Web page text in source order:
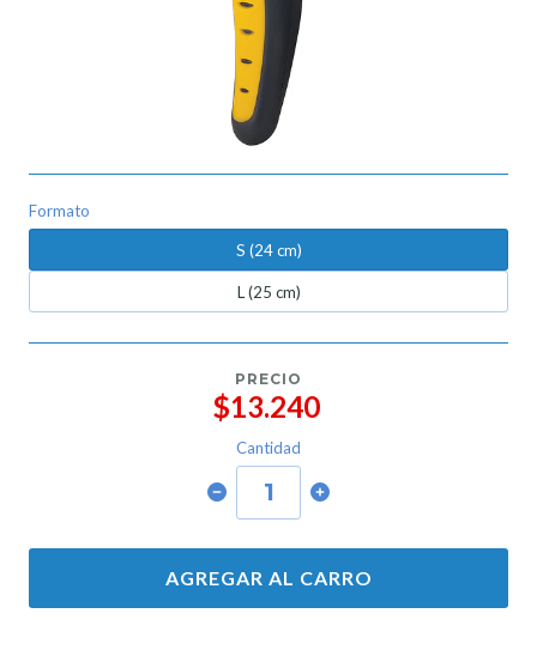
Formato
S (24 cm)
L (25 cm)
PRECIO
$13.240
Cantidad
AGREGAR AL CARRO